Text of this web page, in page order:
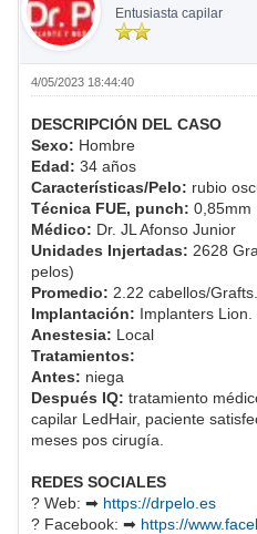
Entusiasta capilar
4/05/2023 18:44:40
DESCRIPCIÓN DEL CASO
Sexo: Hombre
Edad: 34 años
Características/Pelo: rubio
Técnica FUE, punch: 0,85mm
Médico: Dr. JL Afonso Junior
Unidades Injertadas: 2628
pelos)
Promedio: 2.22 cabellos/Grafts.
Implantación: Implanters Lion.
Anestesia: Local
Tratamientos:
Antes: niega
Después IQ: tratamiento
capilar LedHair, paciente
meses pos cirugía.
REDES SOCIALES
? Web: ➡ https://drpelo.es
? Facebook: ➡ https://